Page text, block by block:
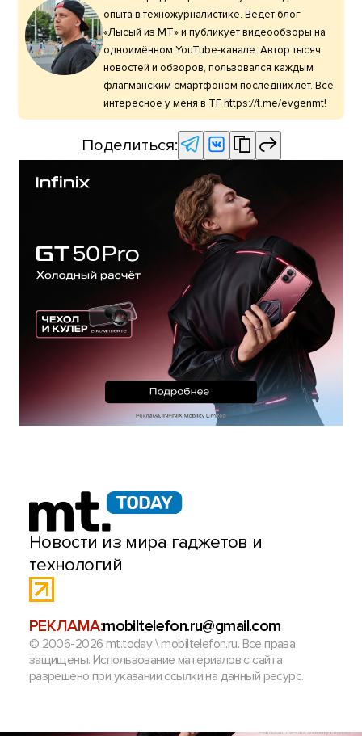
опыта в техножурналистике. Ведёт блог
«Лысый из МТ» и публикует видеообзоры на
одноимённом YouTube-канале. Автор тысяч
новостей и обзоров, пользовался каждым
флагманским смартфоном последних лет. Всё
интересное у меня в ТГ https://t.me/evgenmt!
Поделиться:
Новости из мира гаджетов и
технологий
РЕКЛАМА:mobiltelefon.ru@gmail.com
© 2006-2026 mt.today \ mobiltelefon.ru. Все права
защищены. Использование материалов с сайта
разрешено при указании ссылки на данный ресурс.